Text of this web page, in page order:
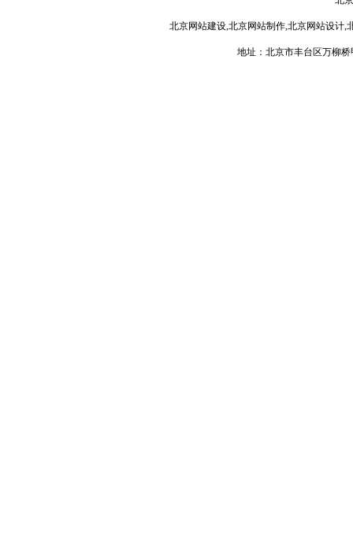
北京网站建设,北京网站制作,北京网站设计,
地址：北京市丰台区万柳桥